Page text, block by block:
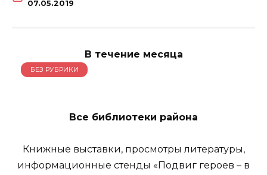
07.05.2019
В течение месяца
БЕЗ РУБРИКИ
Все библиотеки района
Книжные выставки, просмотры литературы,
информационные стенды «Подвиг героев – в